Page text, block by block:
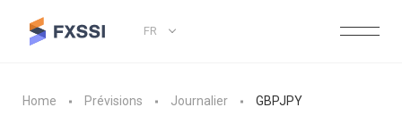
FR
Home Prévisions Journalier GBPJPY